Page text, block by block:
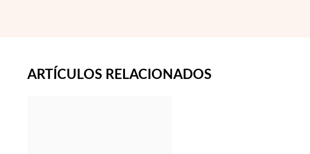
ARTÍCULOS RELACIONADOS